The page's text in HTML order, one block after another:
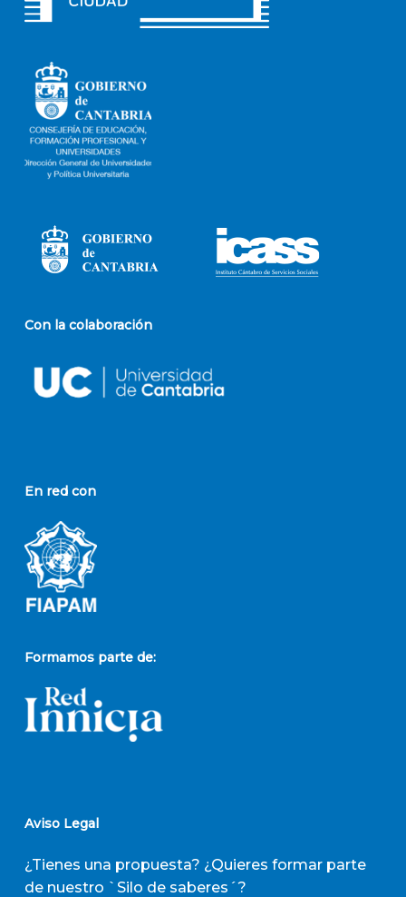
Con la colaboración
En red con
Formamos parte de:
Aviso Legal
¿Tienes una propuesta? ¿Quieres formar parte
de nuestro `Silo de saberes´?